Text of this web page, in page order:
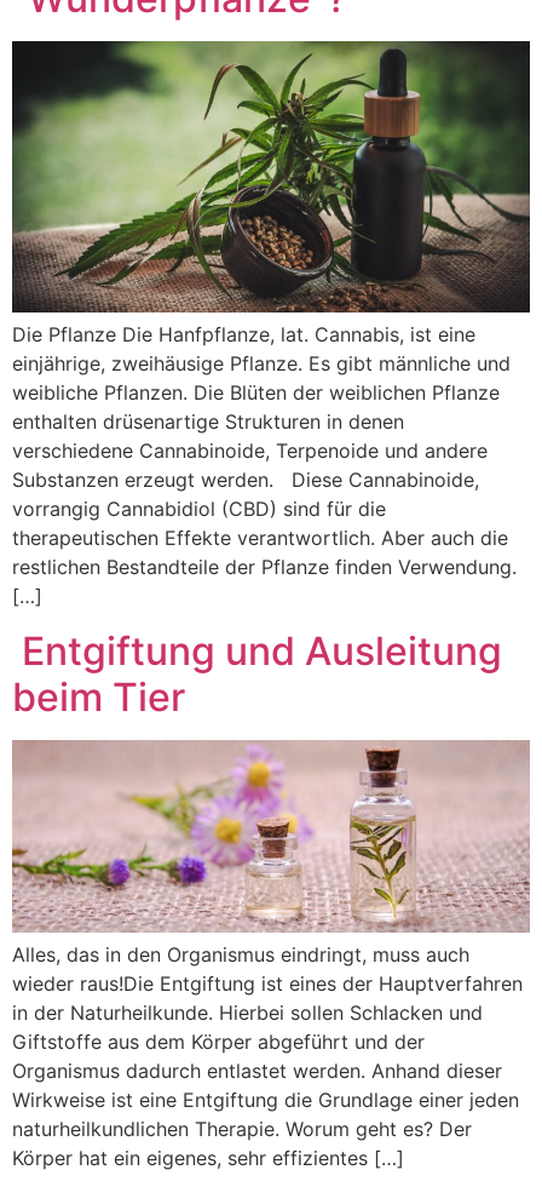
Die Pflanze Die Hanfpflanze, lat. Cannabis, ist eine
einjährige, zweihäusige Pflanze. Es gibt männliche und
weibliche Pflanzen. Die Blüten der weiblichen Pflanze
enthalten drüsenartige Strukturen in denen
verschiedene Cannabinoide, Terpenoide und andere
Substanzen erzeugt werden. Diese Cannabinoide,
vorrangig Cannabidiol (CBD) sind für die
therapeutischen Effekte verantwortlich. Aber auch die
restlichen Bestandteile der Pflanze finden Verwendung.
[…]
Entgiftung und Ausleitung
beim Tier
Alles, das in den Organismus eindringt, muss auch
wieder raus!Die Entgiftung ist eines der Hauptverfahren
in der Naturheilkunde. Hierbei sollen Schlacken und
Giftstoffe aus dem Körper abgeführt und der
Organismus dadurch entlastet werden. Anhand dieser
Wirkweise ist eine Entgiftung die Grundlage einer jeden
naturheilkundlichen Therapie. Worum geht es? Der
Körper hat ein eigenes, sehr effizientes […]